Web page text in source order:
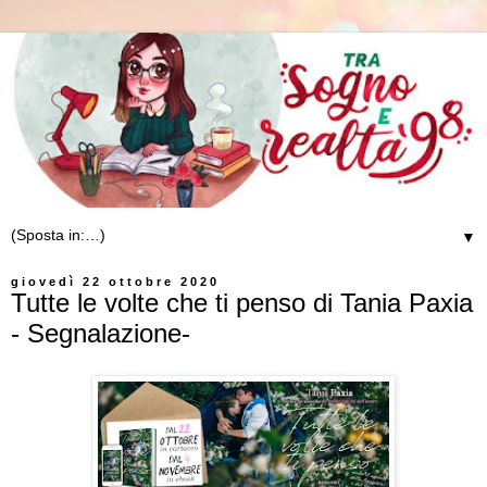
▼
giovedì 22 ottobre 2020
Tutte le volte che ti penso di Tania Paxia
- Segnalazione-